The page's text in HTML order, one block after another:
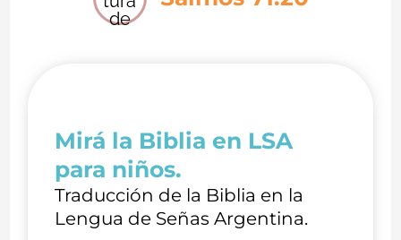
Mirá la Biblia en LSA
para niños.
Traducción de la Biblia en la
Lengua de Señas Argentina.